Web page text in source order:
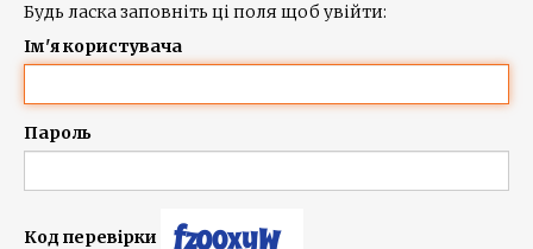
Будь ласка заповніть ці поля щоб увійти:
Ім'я користувача
Пароль
Код перевірки